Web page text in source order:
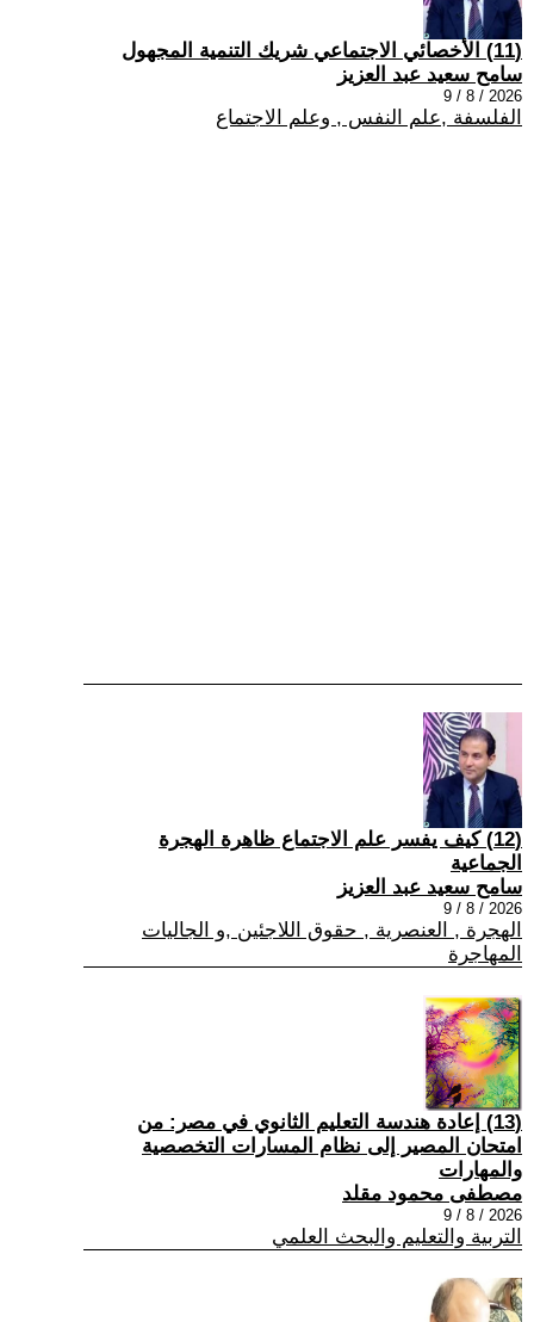
(11) الأخصائي الاجتماعي شريك التنمية المجهول
سامح سعيد عبد العزيز
2026 / 8 / 9
الفلسفة ,علم النفس , وعلم الاجتماع
(12) كيف يفسر علم الاجتماع ظاهرة الهجرة
الجماعية
سامح سعيد عبد العزيز
2026 / 8 / 9
الهجرة , العنصرية , حقوق اللاجئين ,و الجاليات
المهاجرة
(13) إعادة هندسة التعليم الثانوي في مصر: من
امتحان المصير إلى نظام المسارات التخصصية
والمهارات
مصطفى محمود مقلد
2026 / 8 / 9
التربية والتعليم والبحث العلمي